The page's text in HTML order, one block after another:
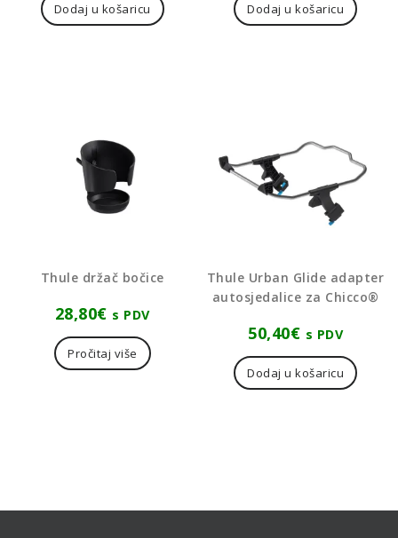
Dodaj u košaricu Dodaj u košaricu
Thule držač bočice
28,80€ s PDV
Pročitaj više
Thule Urban Glide adapter
autosjedalice za Chicco®
50,40€ s PDV
Dodaj u košaricu